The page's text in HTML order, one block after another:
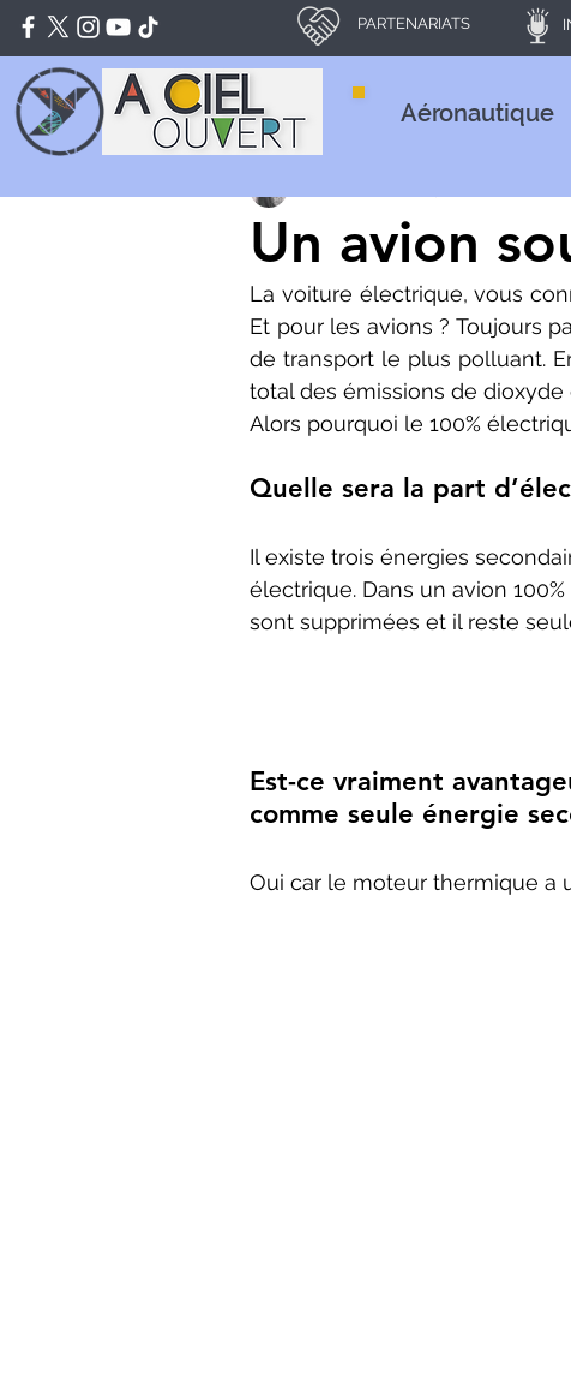
PARTENARIATS
Aéronautique
Un avion
La voiture électrique, vous
Et pour les avions ? Toujours
de transport le plus polluant.
total des émissions de
Alors pourquoi le 100%
Quelle sera la part
Il existe trois énergies
électrique. Dans un avion
sont supprimées et il reste
Est-ce vraiment
comme seule énergie
Oui car le moteur thermique a